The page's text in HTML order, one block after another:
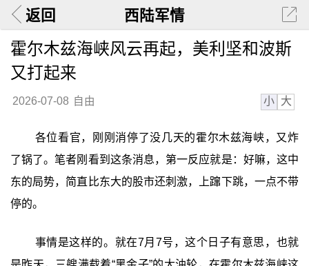
返回 西陆军情
霍尔木兹海峡风云再起，美利坚和波斯
又打起来
2026-07-08 自由 小 大
各位看官，刚刚消停了没几天的霍尔木兹海峡，又炸
了锅了。笔者刚看到这条消息，第一反应就是：好嘛，这中
东的局势，简直比东大的股市还刺激，上蹿下跳，一点不带
停的。
事情是这样的。就在7月7号，这个日子有意思，也就